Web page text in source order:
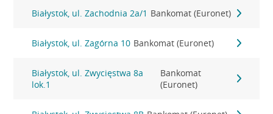
Białystok, ul. Zachodnia 2a/1 Bankomat (Euronet)
Białystok, ul. Zagórna 10 Bankomat (Euronet)
Białystok, ul. Zwycięstwa 8a
lok.1
Bankomat
(Euronet)